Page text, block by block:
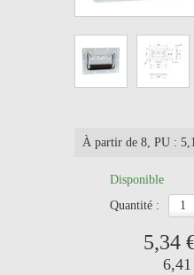
À partir de 8, PU :
Disponible
quantité :
5,34